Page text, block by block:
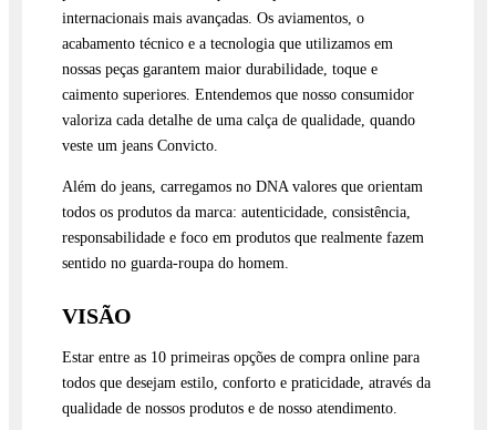
internacionais mais avançadas. Os aviamentos, o
acabamento técnico e a tecnologia que utilizamos em
nossas peças garantem maior durabilidade, toque e
caimento superiores. Entendemos que nosso consumidor
valoriza cada detalhe de uma calça de qualidade, quando
veste um jeans Convicto.
Além do jeans, carregamos no DNA valores que orientam
todos os produtos da marca: autenticidade, consistência,
responsabilidade e foco em produtos que realmente fazem
sentido no guarda-roupa do homem.
VISÃO
Estar entre as 10 primeiras opções de compra online para
todos que desejam estilo, conforto e praticidade, através da
qualidade de nossos produtos e de nosso atendimento.